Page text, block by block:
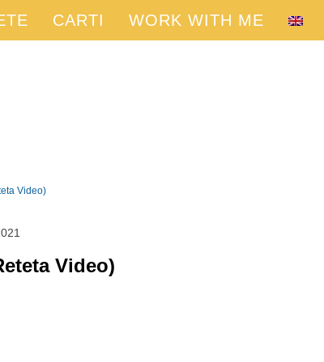
CARTI WORK WITH ME
Video)
Video)